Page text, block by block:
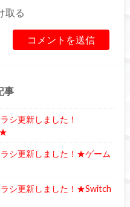
取る
事
シ更新しました！
ラシ更新しました！★ゲーム
ラシ更新しました！★Switch